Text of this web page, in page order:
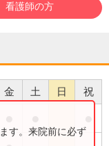
看護師の方
金 土 日 祝
す。来院前に必ず